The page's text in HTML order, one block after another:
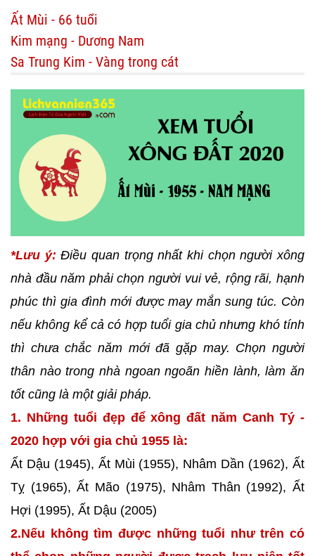
Ất Mùi - 66 tuổi
Kim mạng - Dương Nam
Sa Trung Kim - Vàng trong cát
*Lưu ý: Điều quan trọng nhất khi chọn người xông
nhà đầu năm phải chọn người vui vẻ, rộng rãi, hạnh
phúc thì gia đình mới được may mắn sung túc. Còn
nếu không kể cả có hợp tuổi gia chủ nhưng khó tính
thì chưa chắc năm mới đã gặp may. Chọn người
thân nào trong nhà ngoan ngoãn hiền lành, làm ăn
tốt cũng là một giải pháp.
1. Những tuổi đẹp để xông đất năm Canh Tý -
2020 hợp với gia chủ 1955 là:
Ất Dậu (1945), Ất Mùi (1955), Nhâm Dần (1962), Ất
Tỵ (1965), Ất Mão (1975), Nhâm Thân (1992), Ất
Hợi (1995), Ất Dậu (2005)
2.Nếu không tìm được những tuổi như trên có